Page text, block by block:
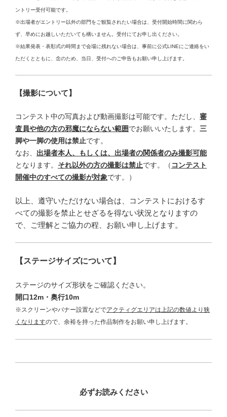
ントリー受付可能です。
※出場者がエントリー以外の部門をご観覧されたい場合は、受付開始時間に関わら
ず、早めにお越しいただいても構いません。受付にてお申し出ください。
※結果発表・表彰式の時間まで会場に残れない場合は、事前に公式LINEにご連絡をい
ただくとともに、念のため、当日、受付へのご申告もお願い申し上げます。
【撮影について】
コンテスト中の写真および動画撮影は可能です。ただし、 審
査員や他の方の邪魔にならない範囲でお願いいたします。 三
脚や一脚の使用は禁止です。
なお、 出場者本人、もしくは、出場者の関係者のみ撮影可能
となります。 それ以外の方の撮影は禁止です。（ コンテスト
開催中のすべての撮影が対象です。）
以上、遵守いただけない場合は、コンテストにおけるす
べての撮影を禁止とせざるを得ない状況となりますの
で、ご理解とご協力の程、お願い申し上げます。
【ステージサイズについて】
ステージのサイズ形状をご確認ください。
開口12m ・奥行10m
※スクリーンやバナー設置などでアクティグエリアは上記の数値より狭
くなりますので、余裕を持った作品制作をお願い申し上げます。
必ずお読みください